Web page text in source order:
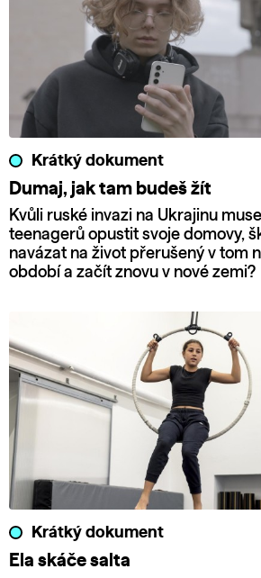
Krátký dokument
Dumaj, jak tam budeš žít
Kvůli ruské invazi na Ukrajinu
teenagerů opustit svoje domovy,
navázat na život přerušený v tom
období a začít znovu v nové zemi?
Krátký dokument
Ela skáče salta